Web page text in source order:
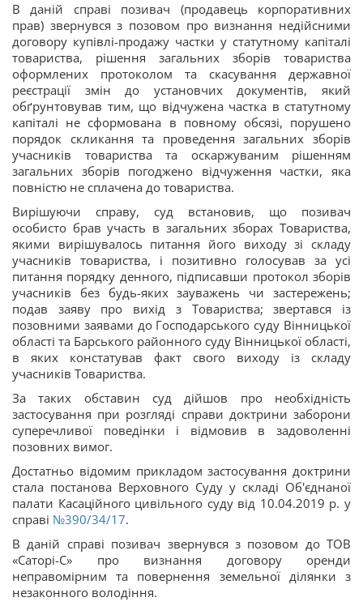
В даній справі позивач (продавець корпоративних
прав) звернувся з позовом про визнання недійсними
договору купівлі-продажу частки у статутному капіталі
товариства, рішення загальних зборів товариства
оформлених протоколом та скасування державної
реєстрації змін до установчих документів, який
обґрунтовував тим, що відчужена частка в статутному
капіталі не сформована в повному обсязі, порушено
порядок скликання та проведення загальних зборів
учасників товариства та оскаржуваним рішенням
загальних зборів погоджено відчуження частки, яка
повністю не сплачена до товариства.
Вирішуючи справу, суд встановив, що позивач
особисто брав участь в загальних зборах Товариства,
якими вирішувалось питання його виходу зі складу
учасників товариства, і позитивно голосував за усі
питання порядку денного, підписавши протокол зборів
учасників без будь-яких зауважень чи застережень;
подав заяву про вихід з Товариства; звертався із
позовними заявами до Господарського суду Вінницької
області та Барського районного суду Вінницької області,
в яких констатував факт свого виходу із складу
учасників Товариства.
За таких обставин суд дійшов про необхідність
застосування при розгляді справи доктрини заборони
суперечливої поведінки і відмовив в задоволенні
позовних вимог.
Достатньо відомим прикладом застосування доктрини
стала постанова Верховного Суду у складі Об'єднаної
палати Касаційного цивільного суду від 10.04.2019 р. у
справі №390/34/17.
В даній справі позивач звернувся з позовом до ТОВ
«Саторі-С» про визнання договору оренди
неправомірним та повернення земельної ділянки з
незаконного володіння.